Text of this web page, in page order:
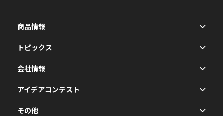
商品情報
トピックス
会社情報
アイデアコンテスト
その他